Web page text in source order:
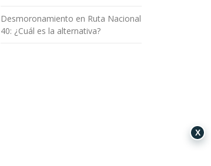
Desmoronamiento en Ruta Nacional
40: ¿Cuál es la alternativa?
X